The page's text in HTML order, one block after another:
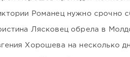
Романец нужно срочно
Лясковец обрела в
Хорошева на несколько